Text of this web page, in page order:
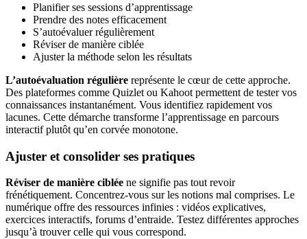
Planifier ses sessions d’apprentissage
Prendre des notes efficacement
S’autoévaluer régulièrement
Réviser de manière ciblée
Ajuster la méthode selon les résultats
L’autoévaluation régulière représente le cœur de cette approche.
Des plateformes comme Quizlet ou Kahoot permettent de tester vos
connaissances instantanément. Vous identifiez rapidement vos
lacunes. Cette démarche transforme l’apprentissage en parcours
interactif plutôt qu’en corvée monotone.
Ajuster et consolider ses pratiques
Réviser de manière ciblée ne signifie pas tout revoir
frénétiquement. Concentrez-vous sur les notions mal comprises. Le
numérique offre des ressources infinies : vidéos explicatives,
exercices interactifs, forums d’entraide. Testez différentes approches
jusqu’à trouver celle qui vous correspond.